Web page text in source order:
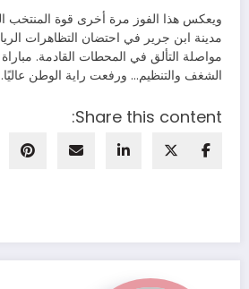
ويعكس هذا الفوز مرة أخرى قوة المنتخب
مدينة ابن جرير في احتضان التظاهرات
مواصلة التألق في المحطات القادمة.
الشغف والتنظيم… ورفعت راية الوطن عاليًا.
Share this content: